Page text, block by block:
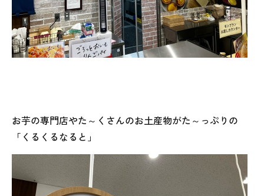
お芋の専門店やた～くさんのお土産物がた～っぷりの
「くるくるなると」